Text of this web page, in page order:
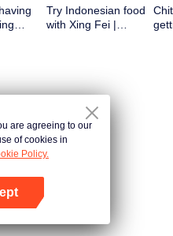
Try Indonesian food
with Xing Fei |
are agreeing to our
of cookies in
Policy.